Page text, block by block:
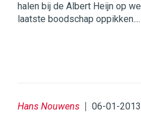
halen bij de Albert Heijn op
laatste boodschap oppikken....
Hans Nouwens 06-01-